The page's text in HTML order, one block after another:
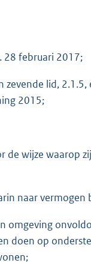
28 februari 2017;
lid,
2015;
wijze waarop
naar vermogen
omgeving
doen op